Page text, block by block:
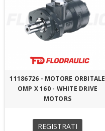
11186726 - MOTORE ORBITALE
OMP X 160 - WHITE DRIVE
MOTORS
REGISTRATI